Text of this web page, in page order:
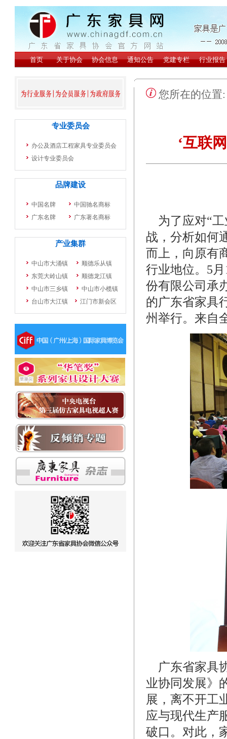
您所在的位置
‘互联
为了应对“工
战，分析如何
而上，向原有
行业地位。5
份有限公司承
的广东省家具
州举行。来自
广东省家具
业协同发展》
展，离不开工
应与现代生产
破口。对此，